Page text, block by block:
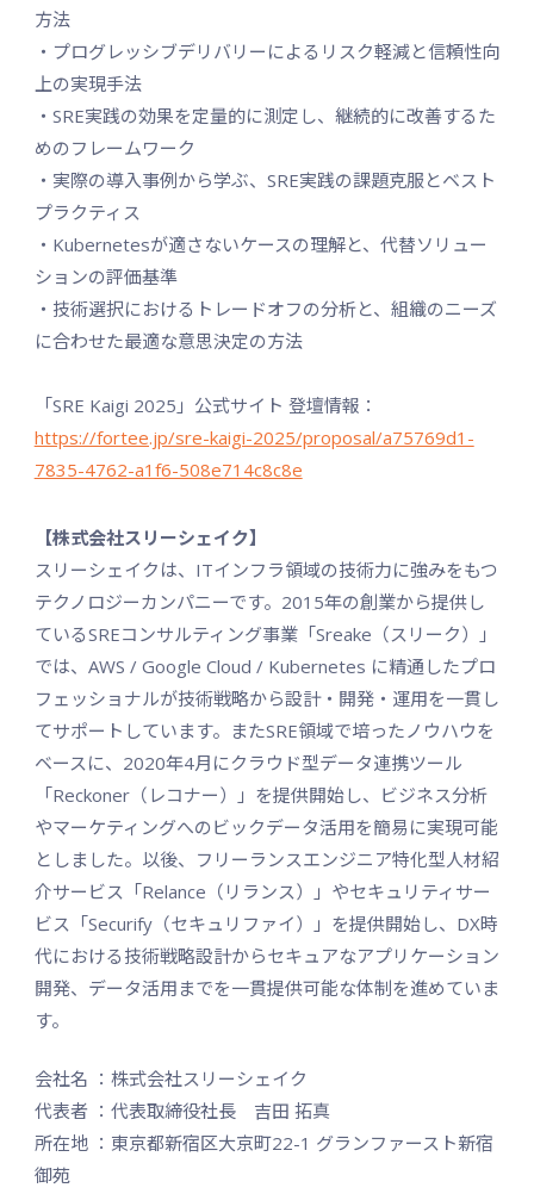
方法
・プログレッシブデリバリーによるリスク軽減と信頼性向
上の実現手法
・SRE実践の効果を定量的に測定し、継続的に改善するた
めのフレームワーク
・実際の導入事例から学ぶ、SRE実践の課題克服とベスト
プラクティス
・Kubernetesが適さないケースの理解と、代替ソリュー
ションの評価基準
・技術選択におけるトレードオフの分析と、組織のニーズ
に合わせた最適な意思決定の方法
「SRE Kaigi 2025」公式サイト 登壇情報：
https://fortee.jp/sre-kaigi-2025/proposal/a75769d1-
7835-4762-a1f6-508e714c8c8e
【株式会社スリーシェイク】
スリーシェイクは、ITインフラ領域の技術力に強みをもつ
テクノロジーカンパニーです。2015年の創業から提供し
ているSREコンサルティング事業「Sreake（スリーク）」
では、AWS / Google Cloud / Kubernetes に精通したプロ
フェッショナルが技術戦略から設計・開発・運用を一貫し
てサポートしています。またSRE領域で培ったノウハウを
ベースに、2020年4月にクラウド型データ連携ツール
「Reckoner（レコナー）」を提供開始し、ビジネス分析
やマーケティングへのビックデータ活用を簡易に実現可能
としました。以後、フリーランスエンジニア特化型人材紹
介サービス「Relance（リランス）」やセキュリティサー
ビス「Securify（セキュリファイ）」を提供開始し、DX時
代における技術戦略設計からセキュアなアプリケーション
開発、データ活用までを一貫提供可能な体制を進めていま
す。
会社名 ：株式会社スリーシェイク
代表者 ：代表取締役社長 吉田 拓真
所在地 ：東京都新宿区大京町22-1 グランファースト新宿
御苑